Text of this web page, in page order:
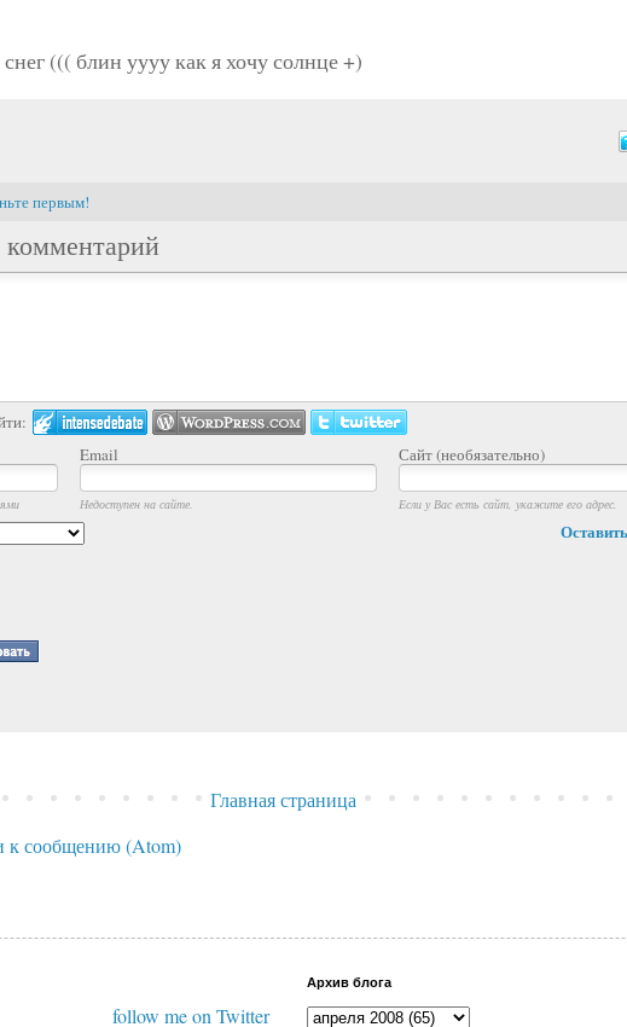
((( блин уууу как я хочу солнце +)
первым!
Email Сайт (необязательно)
Недоступен на сайте. Если у Вас есть сайт, укажите его адрес.
Главная страница
к сообщению (Atom)
follow me on Twitter
Архив блога